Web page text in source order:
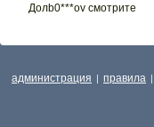
Долb0***ov смотрите
администрация | правила |